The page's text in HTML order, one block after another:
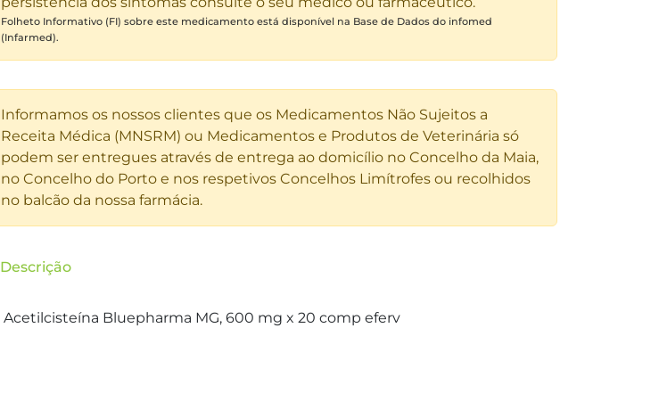
Folheto Informativo (FI) sobre este medicamento está disponível na Base de Dados do infomed
(Infarmed).
Informamos os nossos clientes que os Medicamentos Não Sujeitos a
Receita Médica (MNSRM) ou Medicamentos e Produtos de Veterinária só
podem ser entregues através de entrega ao domicílio no Concelho da Maia,
no Concelho do Porto e nos respetivos Concelhos Limítrofes ou recolhidos
no balcão da nossa farmácia.
Descrição
Acetilcisteína Bluepharma MG, 600 mg x 20 comp eferv